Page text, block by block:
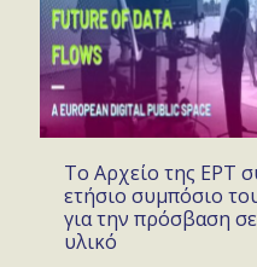
Το Αρχείο της ΕΡΤ
ετήσιο συμπόσιο
για την πρόσβαση
υλικό